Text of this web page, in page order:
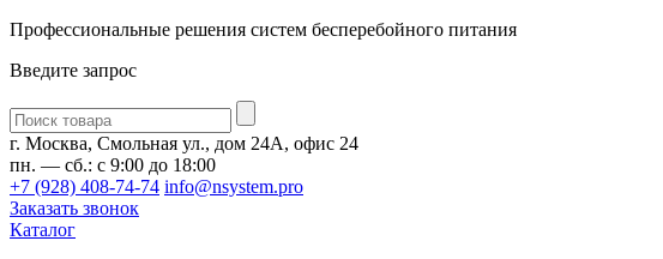
Профессиональные решения систем бесперебойного питания
Введите запрос
Введите
запрос
г. Москва, Смольная ул., дом 24А, офис 24
пн. — сб.: с 9:00 до 18:00
+7 (928) 408-74-74 info@nsystem.pro
Заказать звонок
Каталог